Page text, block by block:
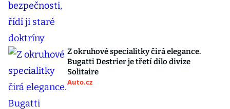
Z okruhové specialitky čirá elegance.
Bugatti Destrier je třetí dílo divize
Solitaire
Auto.cz